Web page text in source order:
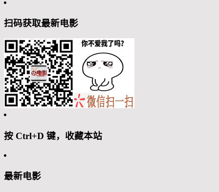
扫码获取最新电影
按 Ctrl+D 键，收藏本站
最新电影